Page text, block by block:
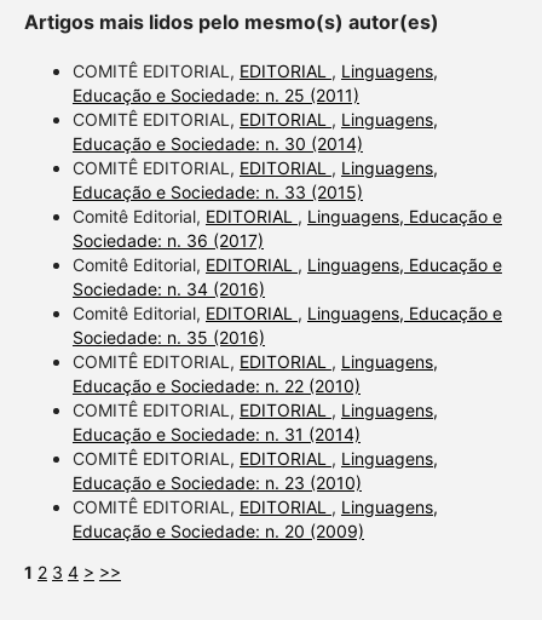
Artigos mais lidos pelo mesmo(s) autor(es)
COMITÊ EDITORIAL, EDITORIAL , Linguagens,
Educação e Sociedade: n. 25 (2011)
COMITÊ EDITORIAL, EDITORIAL , Linguagens,
Educação e Sociedade: n. 30 (2014)
COMITÊ EDITORIAL, EDITORIAL , Linguagens,
Educação e Sociedade: n. 33 (2015)
Comitê Editorial, EDITORIAL , Linguagens, Educação e
Sociedade: n. 36 (2017)
Comitê Editorial, EDITORIAL , Linguagens, Educação e
Sociedade: n. 34 (2016)
Comitê Editorial, EDITORIAL , Linguagens, Educação e
Sociedade: n. 35 (2016)
COMITÊ EDITORIAL, EDITORIAL , Linguagens,
Educação e Sociedade: n. 22 (2010)
COMITÊ EDITORIAL, EDITORIAL , Linguagens,
Educação e Sociedade: n. 31 (2014)
COMITÊ EDITORIAL, EDITORIAL , Linguagens,
Educação e Sociedade: n. 23 (2010)
COMITÊ EDITORIAL, EDITORIAL , Linguagens,
Educação e Sociedade: n. 20 (2009)
1 2 3 4 > >>